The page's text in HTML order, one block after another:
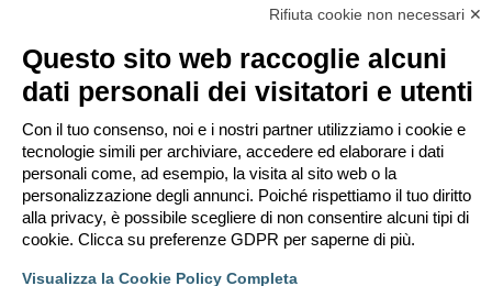
sab apr 12, 2025 10:46
Nuovo argomento
121 argomenti 1 2 3 Prossimo
Vai a
PERMESSI FORUM
Non puoiaprire nuovi argomenti
Non puoirispondere negli argomenti
Non puoi
modificare i tuoi messaggi
Non puoicancellare i tuoi messaggi
Rifiuta cookie non necessari ✕
Questo sito web raccoglie alcuni
dati personali dei visitatori e utenti
Con il tuo consenso, noi e i nostri partner utilizziamo i cookie e
tecnologie simili per archiviare, accedere ed elaborare i dati
personali come, ad esempio, la visita al sito web o la
personalizzazione degli annunci. Poiché rispettiamo il tuo diritto
alla privacy, è possibile scegliere di non consentire alcuni tipi di
cookie. Clicca su preferenze GDPR per saperne di più.
Visualizza la Cookie Policy Completa